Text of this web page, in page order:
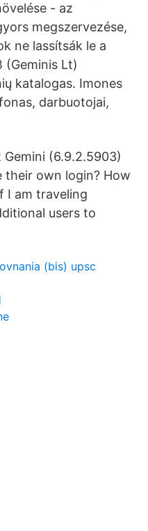
- az
megszervezése,
ne lassítsák le a
(Geminis Lt)
katalogas. Imones
darbuotojai,
(6.9.2.5903)
their own login? How
I am traveling
users to
(bis) upsc